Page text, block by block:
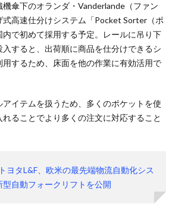
傘下のオランダ・Vanderlande（ファン
式高速仕分けシステム「Pocket Sorter（ポ
で初めて採用する予定。レールに吊り下
すると、出荷順に商品を仕分けできるシ
用するため、床面を他の作業に有効活用で
イテムを扱うため、多くのポケットを使
ることでより多くの注文に対応すること
ヨタL&F、欧米の最先端物流自動化シス
自動フォークリフトを公開